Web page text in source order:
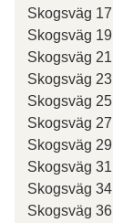
Skogsväg
Skogsväg
Skogsväg
Skogsväg
Skogsväg
Skogsväg
Skogsväg
Skogsväg
Skogsväg
Skogsväg